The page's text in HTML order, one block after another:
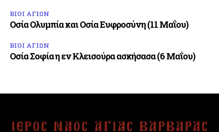
ΒΙΟΙ ΑΓΙΩΝ
Οσία Ολυμπία και Οσία Ευφροσύνη (11 Μαΐου)
ΒΙΟΙ ΑΓΙΩΝ
Οσία Σοφία η εν Κλεισούρα ασκήσασα (6 Μαΐου)